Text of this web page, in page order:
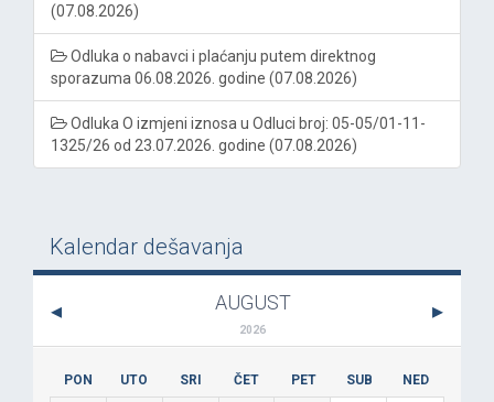
(07.08.2026)
Odluka o nabavci i plaćanju putem direktnog
sporazuma 06.08.2026. godine (07.08.2026)
Odluka O izmjeni iznosa u Odluci broj: 05-05/01-11-
1325/26 od 23.07.2026. godine (07.08.2026)
Kalendar dešavanja
AUGUST
2026
PON UTO SRI ČET PET SUB NED